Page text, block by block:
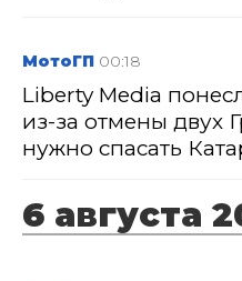
МотоГП 00:18
Liberty Media
из-за отмены двух
нужно спасать
6 августа